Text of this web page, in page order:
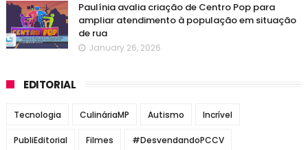
Paulínia avalia criação de Centro Pop para
ampliar atendimento à população em situação
de rua
January 26, 2026
EDITORIAL
Tecnologia CulináriaMP Autismo Incrível
PubliEditorial Filmes #DesvendandoPCCV